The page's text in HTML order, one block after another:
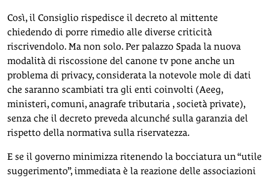
Così, il Consiglio rispedisce il decreto al mittente
chiedendo di porre rimedio alle diverse criticità
riscrivendolo. Ma non solo. Per palazzo Spada la nuova
modalità di riscossione del canone tv pone anche un
problema di privacy, considerata la notevole mole di dati
che saranno scambiati tra gli enti coinvolti (Aeeg,
ministeri, comuni, anagrafe tributaria , società private),
senza che il decreto preveda alcunché sulla garanzia del
rispetto della normativa sulla riservatezza.
E se il governo minimizza ritenendo la bocciatura un “utile
suggerimento”, immediata è la reazione delle associazioni